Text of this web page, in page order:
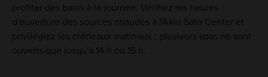
profiter des bains à la journée. Vérifiez les heures
d'ouverture des sources chaudes à l'Akiu Sato Center et
privilégiez les créneaux matinaux : plusieurs spas ne sont
ouverts que jusqu'à 14 h ou 15 h.